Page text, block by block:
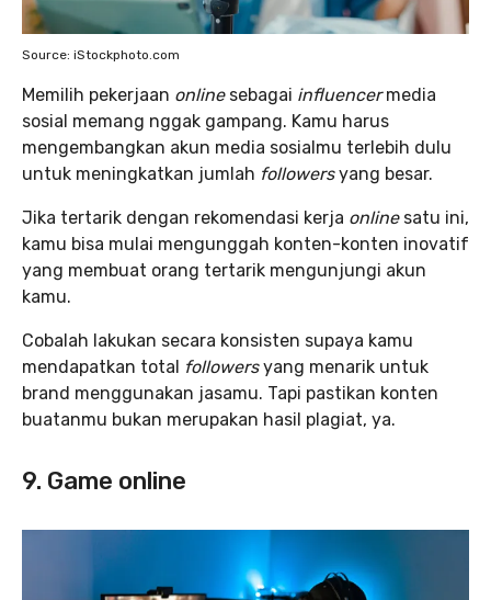
Source: iStockphoto.com
Memilih pekerjaan online sebagai influencermedia
sosial memang nggak gampang. Kamu harus
mengembangkan akun media sosialmu terlebih dulu
untuk meningkatkan jumlah followersyang besar.
Jika tertarik dengan rekomendasi kerja online satu ini,
kamu bisa mulai mengunggah konten-konten inovatif
yang membuat orang tertarik mengunjungi akun
kamu.
Cobalah lakukan secara konsisten supaya kamu
mendapatkan total followersyang menarik untuk
brand menggunakan jasamu. Tapi pastikan konten
buatanmu bukan merupakan hasil plagiat, ya.
9. Game online